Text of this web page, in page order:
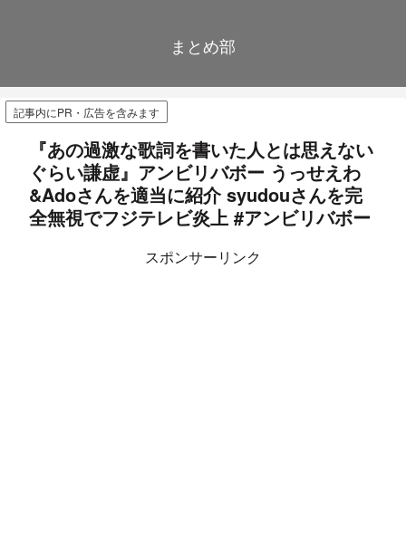
まとめ部
記事内にPR・広告を含みます
『あの過激な歌詞を書いた人とは思えない
ぐらい謙虚』アンビリバボー うっせえわ
&Adoさんを適当に紹介 syudouさんを完
全無視でフジテレビ炎上 #アンビリバボー
スポンサーリンク